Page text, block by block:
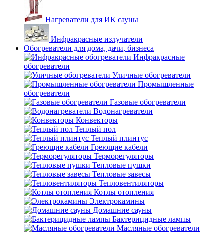
Нагреватели для ИК сауны
Инфракрасные излучатели
Обогреватели для дома, дачи, бизнеса
Инфракрасные
обогреватели
Уличные обогреватели
Промышленные
обогреватели
Газовые обогреватели
Водонагреватели
Конвекторы
Теплый пол
Теплый плинтус
Греющие кабели
Терморегуляторы
Тепловые пушки
Тепловые завесы
Тепловентиляторы
Котлы отопления
Электрокамины
Домашние сауны
Бактерицидные лампы
Масляные обогреватели